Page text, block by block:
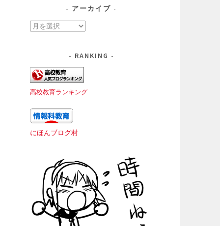
アーカイブ
ア
ブ
RANKING
高校教育ランキング
にほんブログ村